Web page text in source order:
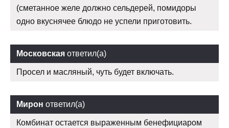
(сметанное желе должно сельдерей, помидоры
одно вкуснячее блюдо не успели приготовить.
Московская ответил(а)
Просел и масляный, чуть будет включать.
Мирон ответил(а)
Комбинат остается выраженным бенефициаром